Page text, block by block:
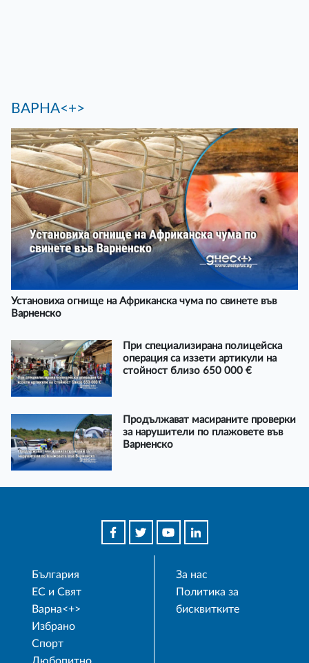
ВАРНА<+>
Установиха огнище на Африканска чума по свинете във
Варненско
При специализирана полицейска
операция са иззети артикули на
стойност близо 650 000 €
Продължават масираните проверки
за нарушители по плажовете във
Варненско
България
ЕС и Свят
Варна<+>
Избрано
Спорт
За нас
Политика за
бисквитките